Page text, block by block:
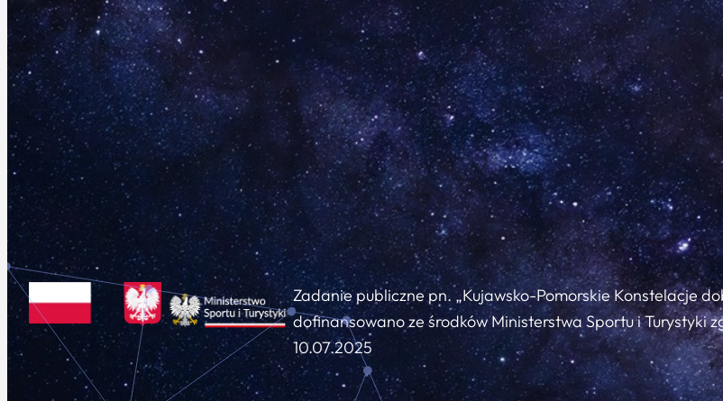
Zadanie publiczne pn. „Kujawsko-Pomorskie Konstelacje
dofinansowano ze środków Ministerstwa Sportu i Turystyki
10.07.2025